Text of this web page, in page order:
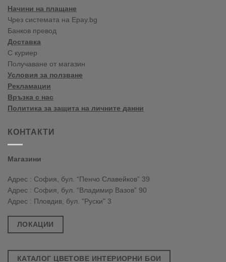
Начини на плащане
Чрез системата на Epay.bg
Банков превод
Доставка
С куриер
Получаване от магазин
Условия за ползване
Рекламации
Връзка с нас
Политика за защита на личните данни
КОНТАКТИ
Магазини
Адрес : София, бул. “Пенчо Славейков” 39
Адрес : София, бул. “Владимир Вазов” 90
Адрес : Пловдив, бул. "Руски" 3
ЛОКАЦИИ
КАТАЛОГ ЦВЕТОВЕ ИНТЕРИОРНИ БОИ